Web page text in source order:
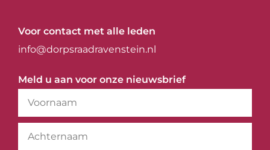
Voor contact met alle leden
info@dorpsraadravenstein.nl
Meld u aan voor onze nieuwsbrief